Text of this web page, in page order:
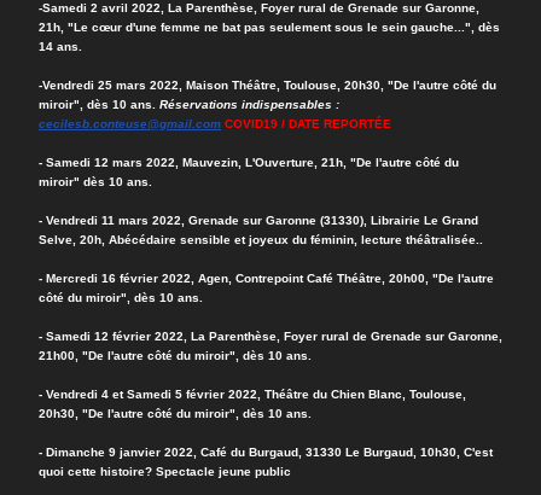
-Samedi 2 avril 2022, La Parenthèse, Foyer rural de Grenade sur Garonne,
21h, "Le cœur d'une femme ne bat pas seulement sous le sein gauche...", dès
14 ans.
-Vendredi 25 mars 2022, Maison Théâtre, Toulouse, 20h30, "De l'autre côté du
miroir", dès 10 ans. Réservations indispensables :
cecilesb.conteuse@gmail.com COVID19 / DATE REPORTÉE
- Samedi 12 mars 2022, Mauvezin, L'Ouverture, 21h, "De l'autre côté du
miroir" dès 10 ans.
- Vendredi 11 mars 2022, Grenade sur Garonne (31330), Librairie Le Grand
Selve, 20h, Abécédaire sensible et joyeux du féminin, lecture théâtralisée..
- Mercredi 16 février 2022, Agen, Contrepoint Café Théâtre, 20h00, "De l'autre
côté du miroir", dès 10 ans.
- Samedi 12 février 2022, La Parenthèse, Foyer rural de Grenade sur Garonne,
21h00, "De l'autre côté du miroir", dès 10 ans.
- Vendredi 4 et Samedi 5 février 2022, Théâtre du Chien Blanc, Toulouse,
20h30, "De l'autre côté du miroir", dès 10 ans.
- Dimanche 9 janvier 2022, Café du Burgaud, 31330 Le Burgaud, 10h30, C'est
quoi cette histoire? Spectacle jeune public